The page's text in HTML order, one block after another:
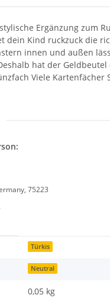
Ergänzung zum
Kind ruckzuck die
innen und außen
hat der
Viele
75223
Türkis
Neutral
0,05 kg